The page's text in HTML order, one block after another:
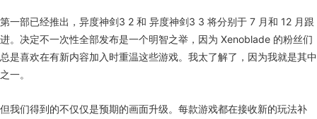
第一部已经推出，异度神剑3 2 和 异度神剑3 3 将分别于 7 月和 12 月跟
进。决定不一次性全部发布是一个明智之举，因为 Xenoblade 的粉丝们
总是喜欢在有新内容加入时重温这些游戏。我太了解了，因为我就是其中
之一。
但我们得到的不仅仅是预期的画面升级。每款游戏都在接收新的玩法补